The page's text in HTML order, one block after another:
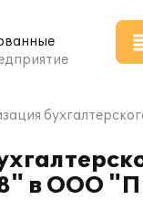
8" в ООО